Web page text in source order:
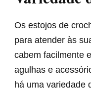
Os estojos de
para atender às
cabem facilmente
agulhas e
há uma variedade